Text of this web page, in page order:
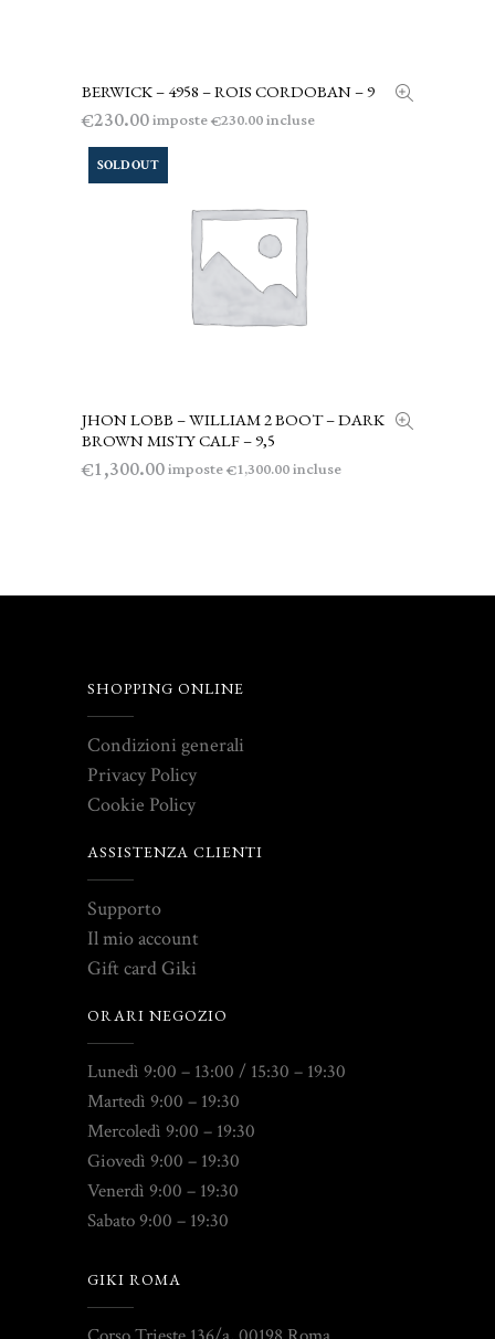
LEGGI TUTTO
BERWICK – 4958 – ROIS CORDOBAN – 9
€230.00imposte€230.00incluse
SOLD OUT
LEGGI TUTTO
JHON LOBB – WILLIAM 2 BOOT – DARK
BROWN MISTY CALF – 9,5
€1,300.00imposte€1,300.00incluse
SHOPPING ONLINE
Condizioni generali
Privacy Policy
Cookie Policy
ASSISTENZA CLIENTI
Supporto
Il mio account
Gift card Giki
ORARI NEGOZIO
Lunedì 9:00 – 13:00 / 15:30 – 19:30
Martedì 9:00 – 19:30
Mercoledì 9:00 – 19:30
Giovedì 9:00 – 19:30
Venerdì 9:00 – 19:30
Sabato 9:00 – 19:30
GIKI ROMA